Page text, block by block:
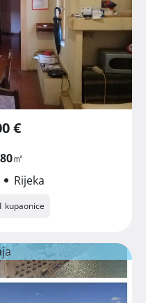
€
80㎡
Rijeka
kupaonice